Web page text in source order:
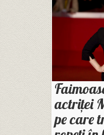
actriței
pe care